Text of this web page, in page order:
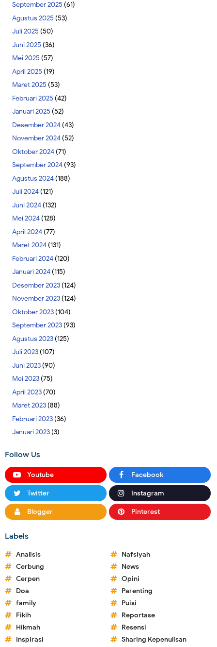
September 2025 (61)
Agustus 2025 (53)
Juli 2025 (50)
Juni 2025 (36)
Mei 2025 (57)
April 2025 (19)
Maret 2025 (53)
Februari 2025 (42)
Januari 2025 (52)
Desember 2024(43)
November 2024(52)
Oktober 2024(71)
September 2024(93)
Agustus 2024(188)
Juli 2024(121)
Juni 2024(132)
Mei 2024(128)
April 2024(77)
Maret 2024(131)
Februari 2024(120)
Januari 2024(115)
Desember 2023(124)
November 2023(124)
Oktober 2023(104)
September 2023(93)
Agustus 2023(125)
Juli 2023(107)
Juni 2023(90)
Mei 2023(75)
April 2023(70)
Maret 2023(88)
Februari 2023(36)
Januari 2023(3)
Follow Us
Youtube Facebook
Twitter Instagram
Blogger Pinterest
Labels
Analisis
Cerbung
Cerpen
Doa
family
Fikih
Hikmah
Inspirasi
Nafsiyah
News
Opini
Parenting
Puisi
Reportase
Resensi
Sharing Kepenulisan